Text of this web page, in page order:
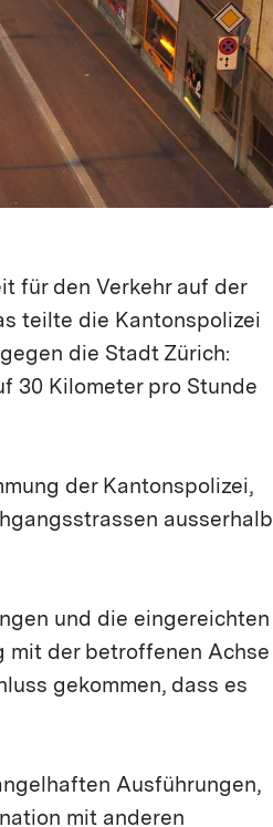
für den Verkehr auf der
teilte die Kantonspolizei
die Stadt Zürich:
30 Kilometer pro Stunde
der Kantonspolizei,
ausserhalb
und die eingereichten
mit der betroffenen Achse
gekommen, dass es
Ausführungen,
mit anderen